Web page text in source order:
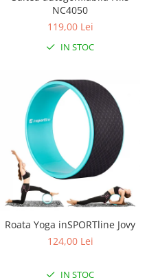
NC4050
119,00 Lei
IN STOC
Roata Yoga inSPORTline Jovy
124,00 Lei
IN STOC